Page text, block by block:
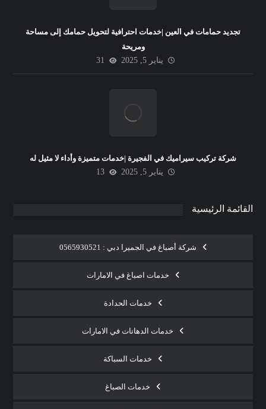
تجديد حمامات في العين |خدمات احترافية لتحويل حمامك إلى مساحة
ومريحة
يناير 5, 2025
31
شركة تركيب سيراميك في الفجيرة |خدمات متميزة وأداء لا مثيل له
يناير 5, 2025
13
القائمة الرئيسية
شركة أصباغ في الجميرا دبي : 0565930521
خدمات اصباغ في الامارات
خدمات الحدادة
خدمات الدهانات في الامارات
خدمات السباكة
خدمات الصباغ